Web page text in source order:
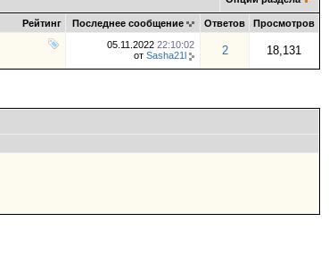
Рейтинг Последнее сообщение Ответов Просмотров
05.11.2022 22:10:02
от Sasha21l 2 18,131